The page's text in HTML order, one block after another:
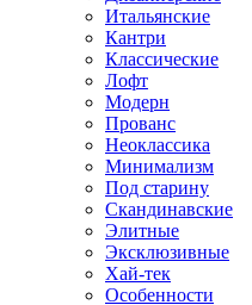
Итальянские
Кантри
Классические
Лофт
Модерн
Прованс
Неоклассика
Минимализм
Под старину
Скандинавские
Элитные
Эксклюзивные
Хай-тек
Особенности